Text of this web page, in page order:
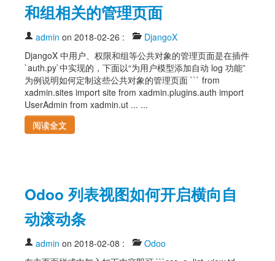
和组相关的管理页面
admin on 2018-02-26 :
DjangoX
DjangoX 中用户、权限和组等公共对象的管理页面是在插件
`auth.py`中实现的，下面以“为用户模型添加自动 log 功能”
为例说明如何定制这些公共对象的管理页面 ``` from
xadmin.sites import site from xadmin.plugins.auth import
UserAdmin from xadmin.ut ... ...
阅读全文
Odoo 列表视图如何开启横向自
动滚动条
admin on 2018-02-08 :
Odoo